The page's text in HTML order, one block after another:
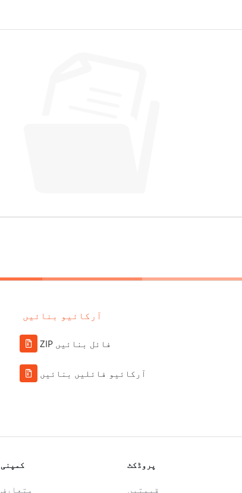
آرکائیو بنائیں
ZIP فائل بنائیں
آرکائیو فائلیں بنائیں
کمپنی
متعارف
پروڈکٹ
قیمتیں